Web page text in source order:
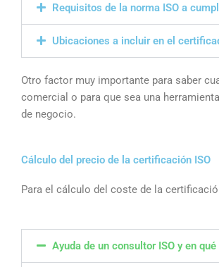
Requisitos de la norma ISO a
Ubicaciones a incluir en el
Otro factor muy importante para saber
comercial o para que sea una
de negocio.
Cálculo del precio de la certificación ISO
Para el cálculo del coste de la
Ayuda de un consultor ISO y en